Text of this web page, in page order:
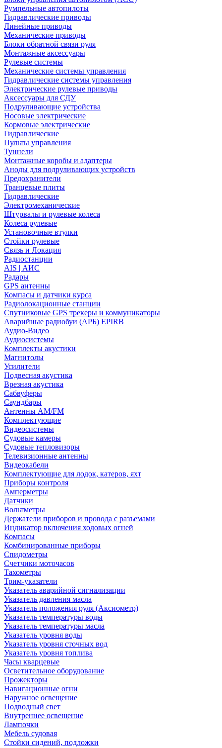
Румпельные автопилоты
Гидравлические приводы
Линейные приводы
Механические приводы
Блоки обратной связи руля
Монтажные аксессуары
Рулевые системы
Механические системы управления
Гидравлические системы управления
Электрические рулевые приводы
Аксессуары для СДУ
Подруливающие устройства
Носовые электрические
Кормовые электрические
Гидравлические
Пульты управления
Туннели
Монтажные коробы и адаптеры
Аноды для подруливающих устройств
Предохранители
Транцевые плиты
Гидравлические
Электромеханические
Штурвалы и рулевые колеса
Колеса рулевые
Установочные втулки
Стойки рулевые
Связь и Локация
Радиостанции
AIS | АИС
Радары
GPS антенны
Компасы и датчики курса
Радиолокационные станции
Спутниковые GPS трекеры и коммуникаторы
Аварийные радиобуи (АРБ) EPIRB
Аудио-Видео
Аудиосистемы
Комплекты акустики
Магнитолы
Усилители
Подвесная акустика
Врезная акустика
Сабвуферы
Саундбары
Антенны AM/FM
Комплектующие
Видеосистемы
Судовые камеры
Cудовые тепловизоры
Телевизионные антенны
Видеокабели
Комплектующие для лодок, катеров, яхт
Приборы контроля
Амперметры
Датчики
Вольтметры
Держатели приборов и провода с разъемами
Индикатор включения ходовых огней
Компасы
Комбинированные приборы
Спидометры
Счетчики моточасов
Тахометры
Трим-указатели
Указатель аварийной сигнализации
Указатель давления масла
Указатель положения руля (Аксиометр)
Указатель температуры воды
Указатель температуры масла
Указатель уровня воды
Указатель уровня сточных вод
Указатель уровня топлива
Часы кварцевые
Осветительное оборудование
Прожекторы
Навигационные огни
Наружное освещение
Подводный свет
Внутреннее освещение
Лампочки
Мебель судовая
Стойки сидений, подложки